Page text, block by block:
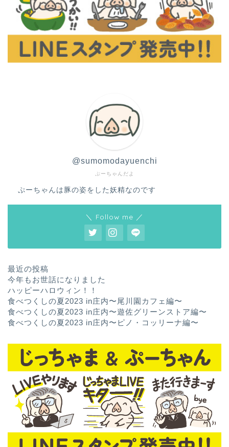
ぷーちゃんだよ
@sumomodayuenchi
ぷーちゃんは豚の姿をした妖精なのです
＼ Follow me ／
最近の投稿
今年もお世話になりました
ハッピーハロウィン！！
食べつくしの夏2023 in庄内〜尾川園カフェ編〜
食べつくしの夏2023 in庄内〜遊佐グリーンストア編〜
食べつくしの夏2023 in庄内〜ピノ・コッリーナ編〜
ホーム
お問い合わせ